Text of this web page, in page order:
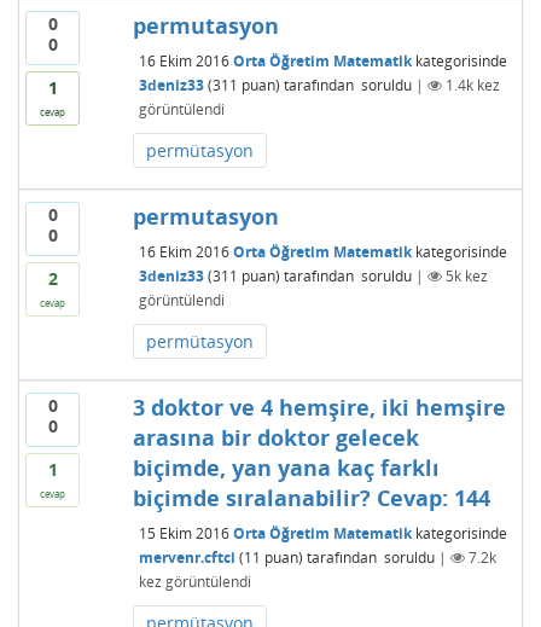
0
0
1
cevap
permutasyon
16 Ekim 2016 Orta Öğretim Matematikkategorisinde
3deniz33 (311 puan) tarafından soruldu | 1.4kkez
görüntülendi
permütasyon
0
0
2
cevap
permutasyon
16 Ekim 2016 Orta Öğretim Matematikkategorisinde
3deniz33 (311 puan) tarafından soruldu | 5kkez
görüntülendi
permütasyon
0
0
1
cevap
3 doktor ve 4 hemşire, iki hemşire
arasına bir doktor gelecek
biçimde, yan yana kaç farklı
biçimde sıralanabilir? Cevap: 144
15 Ekim 2016 Orta Öğretim Matematikkategorisinde
mervenr.cftci (11 puan) tarafından soruldu |
7.2k
kez görüntülendi